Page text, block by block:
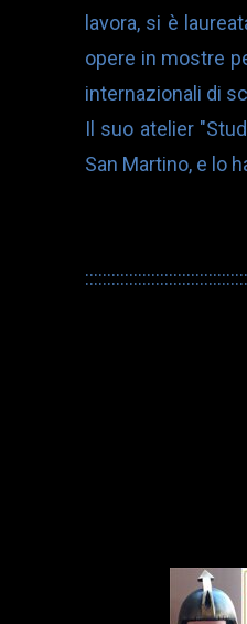
lavora, si è
opere in mostre
internazionali di
Il suo atelier
San Martino, e lo